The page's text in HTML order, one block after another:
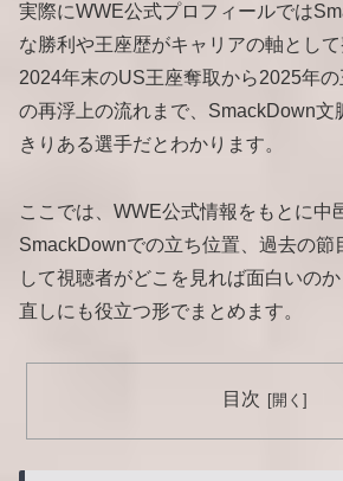
実際にWWE公式プロフィールでは
な勝利や王座歴がキャリアの軸として
2024年末のUS王座奪取から2025年
の再浮上の流れまで、SmackDown文
きりある選手だとわかります。
ここでは、WWE公式情報をもとに中
SmackDownでの立ち位置、過去の節
して視聴者がどこを見れば面白いの
直しにも役立つ形でまとめます。
目次